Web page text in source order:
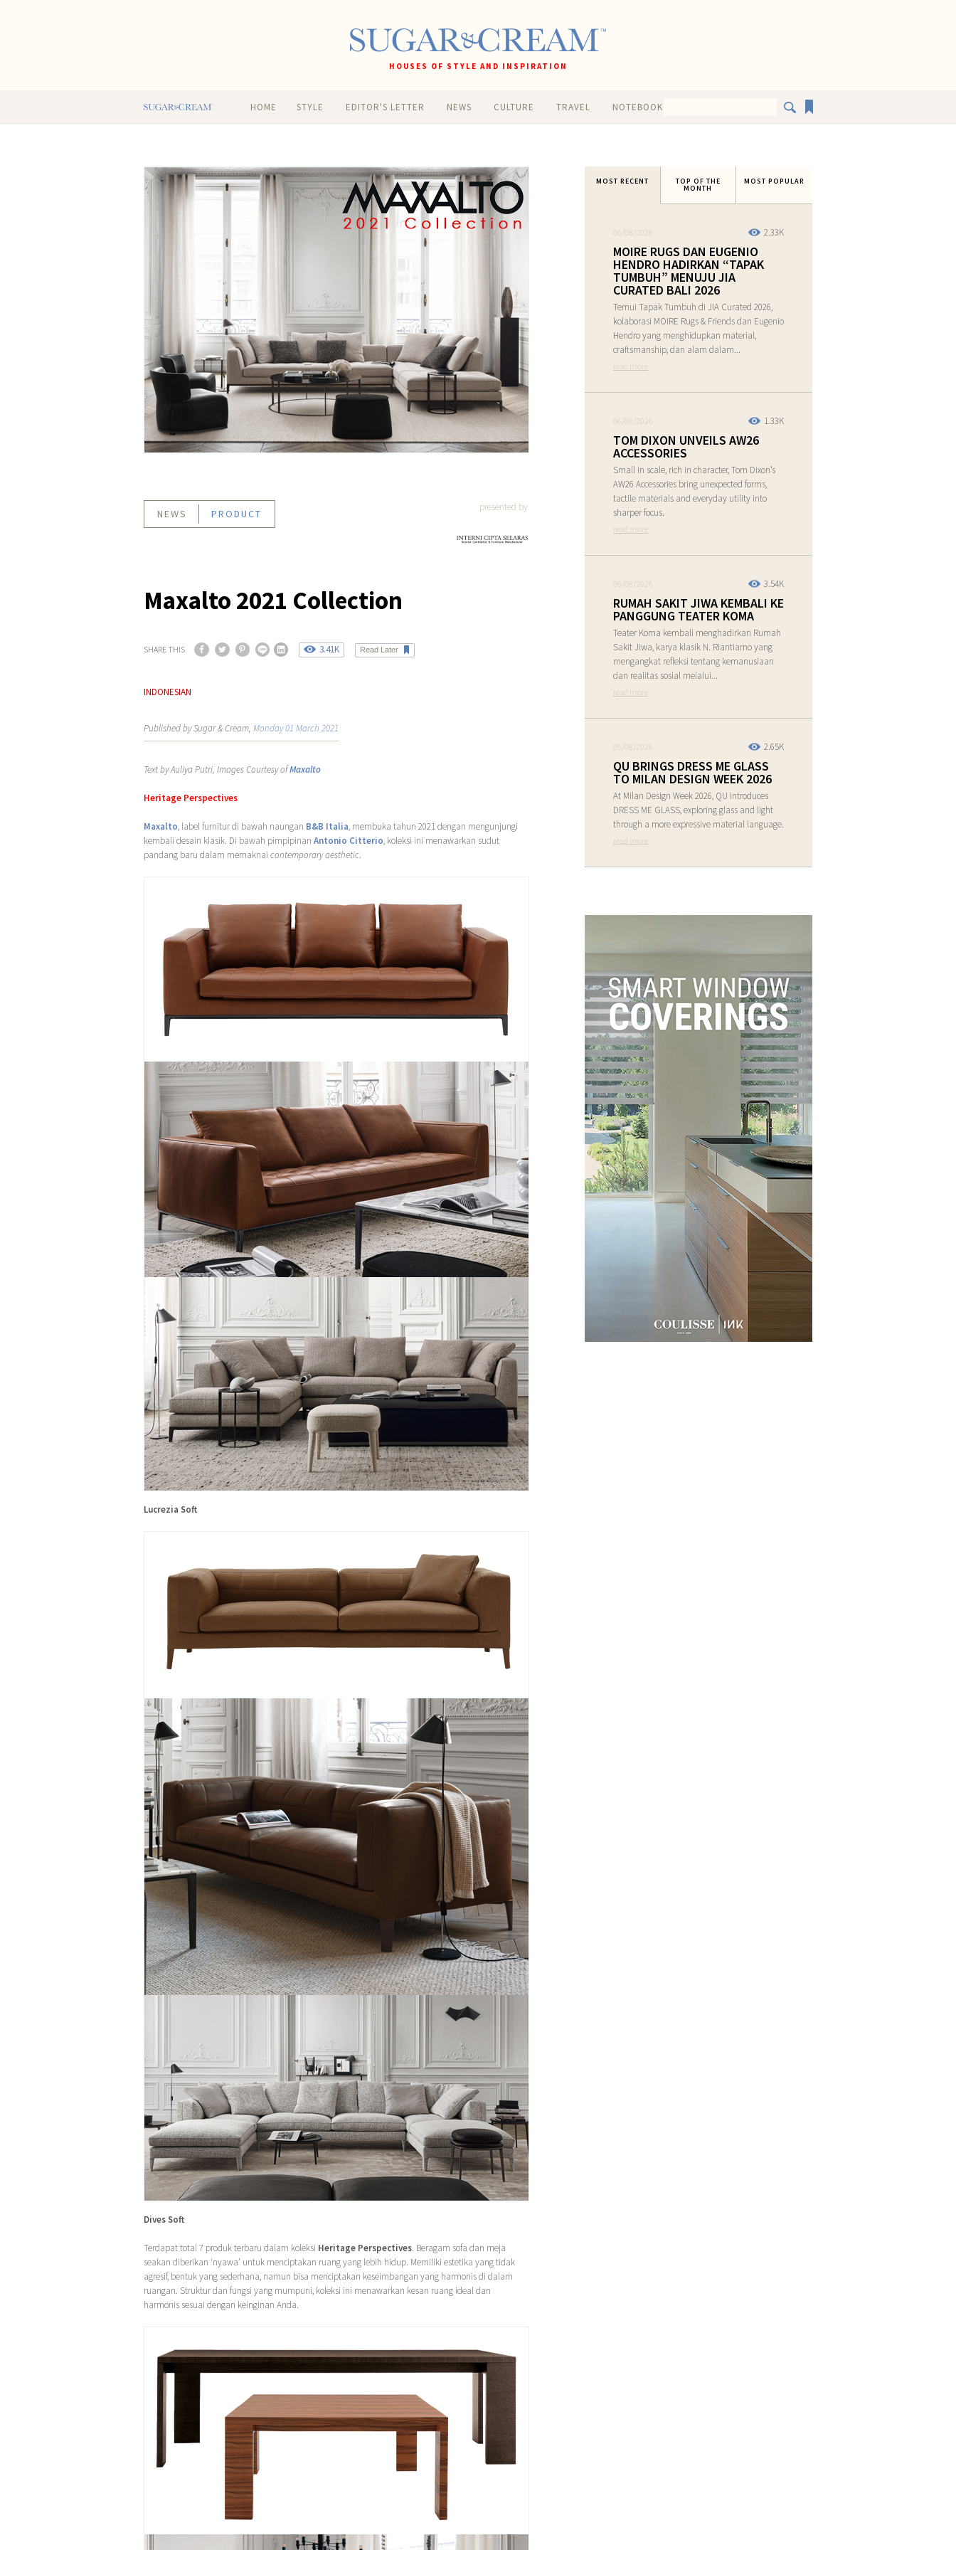
HOUSES OF STYLE AND INSPIRATION
HOME STYLE EDITOR'S LETTER NEWS CULTURE TRAVEL NOTEBOOK
NEWS PRODUCT
presented by
Maxalto 2021 Collection
SHARE THIS 3.41K Read Later
INDONESIAN
Published by Sugar & Cream, Monday 01 March 2021
Text by Auliya Putri, Images Courtesy ofMaxalto
Heritage Perspectives
Maxalto, label furnitur di bawah naungan B&B Italia, membuka tahun 2021 dengan mengunjungi
kembali desain klasik. Di bawah pimpipinan Antonio Citterio, koleksi ini menawarkan sudut
pandang baru dalam memaknai contemporary aesthetic.
Lucrezia Soft
Dives Soft
Terdapat total 7 produk terbaru dalam koleksi Heritage Perspectives. Beragam sofa dan meja
seakan diberikan ‘nyawa’ untuk menciptakan ruang yang lebih hidup. Memiliki estetika yang tidak
agresif, bentuk yang sederhana, namun bisa menciptakan keseimbangan yang harmonis di dalam
ruangan. Struktur dan fungsi yang mumpuni, koleksi ini menawarkan kesan ruang ideal dan
harmonis sesuai dengan keinginan Anda.
MOST RECENT TOP OF THE
MONTH
MOST POPULAR
2.33K
06/08/2026
MOIRE RUGS DAN EUGENIO
HENDRO HADIRKAN “TAPAK
TUMBUH” MENUJU JIA
CURATED BALI 2026
Temui Tapak Tumbuh di JIA Curated 2026,
kolaborasi MOIRE Rugs & Friends dan Eugenio
Hendro yang menghidupkan material,
craftsmanship, dan alam dalam...
read more
1.33K
06/08/2026
TOM DIXON UNVEILS AW26
ACCESSORIES
Small in scale, rich in character, Tom Dixon’s
AW26 Accessories bring unexpected forms,
tactile materials and everyday utility into
sharper focus.
read more
3.54K
06/08/2026
RUMAH SAKIT JIWA KEMBALI KE
PANGGUNG TEATER KOMA
Teater Koma kembali menghadirkan Rumah
Sakit Jiwa, karya klasik N. Riantiarno yang
mengangkat refleksi tentang kemanusiaan
dan realitas sosial melalui...
read more
2.65K
05/08/2026
QU BRINGS DRESS ME GLASS
TO MILAN DESIGN WEEK 2026
At Milan Design Week 2026, QU introduces
DRESS ME GLASS, exploring glass and light
through a more expressive material language.
read more